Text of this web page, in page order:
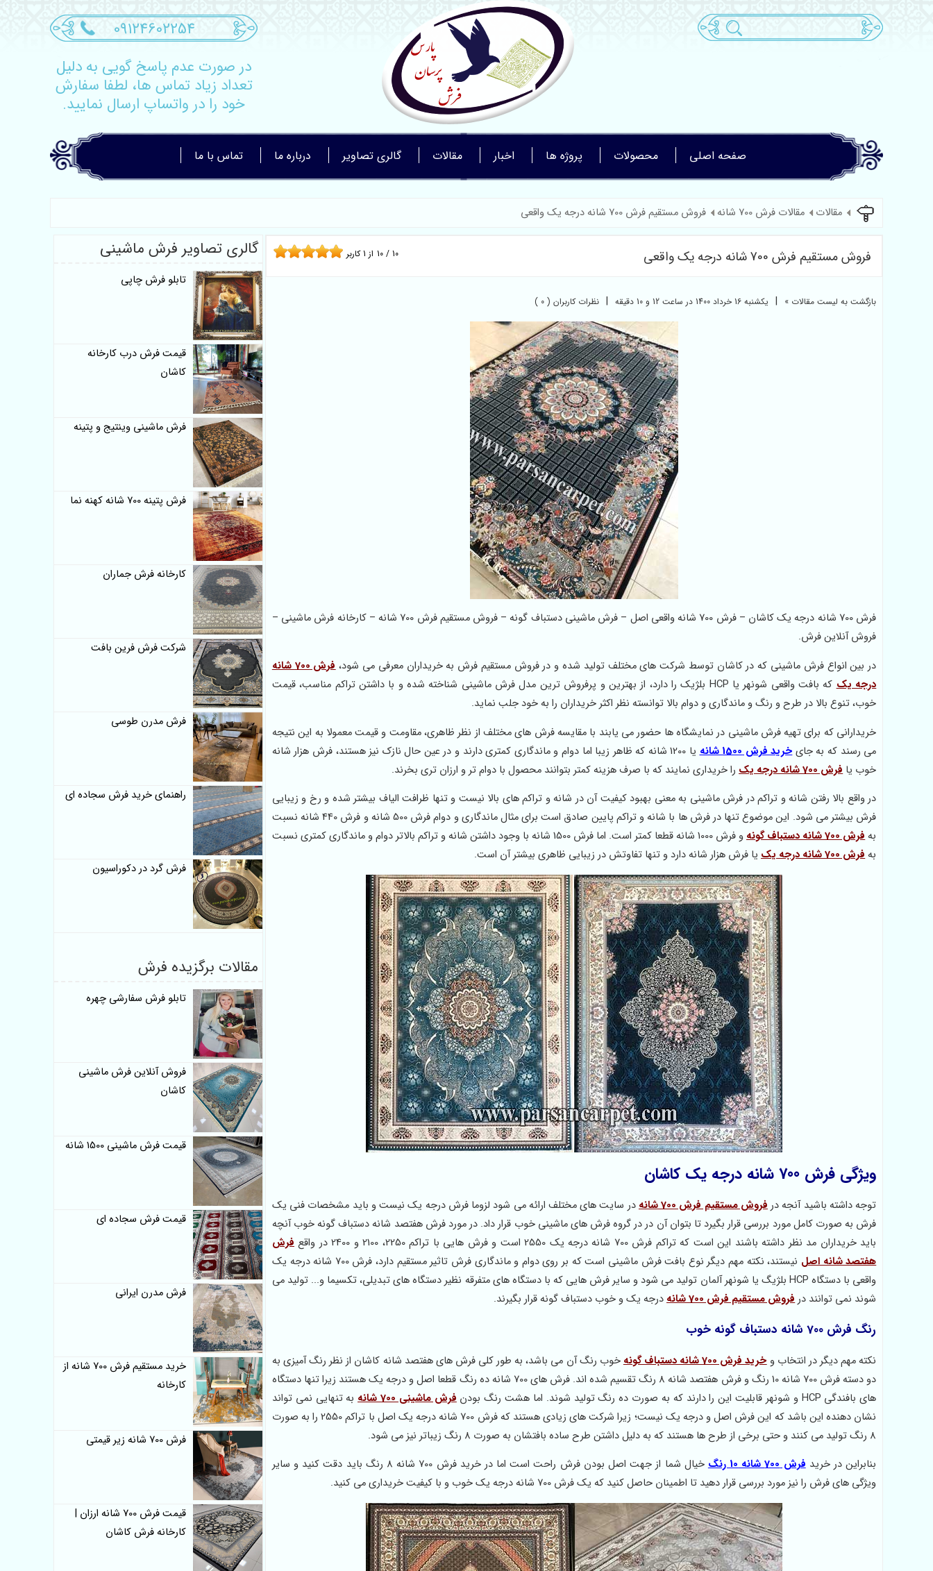
09124602254
در صورت عدم پاسخ گویی به دلیل
تعداد زیاد تماس ها، لطفا سفارش
خود را در واتساپ ارسال نمایید.
صفحه اصلی محصولات پروژه ها اخبار مقالات گالری تصاویر درباره ما تماس با ما
مقالات مقالات فرش 700 شانه فروش مستقیم فرش 700 شانه درجه یک واقعی
فروش مستقیم فرش 700 شانه درجه یک واقعی 10 / 10 از 1کاربر
بازگشت به لیست مقالات » | یکشنبه 16 خرداد 1400 در ساعت 12 و 10 دقیقه | نظرات کاربران ( 0 )
فرش 700 شانه درجه یک کاشان – فرش 700 شانه واقعی اصل – فرش ماشینی دستباف گونه – فروش مستقیم فرش 700 شانه – کارخانه فرش ماشینی –
فروش آنلاین فرش.
در بین انواع فرش ماشینی که در کاشان توسط شرکت های مختلف تولید شده و در فروش مستقیم فرش به خریداران معرفی می شود،
فرش 700 شانه
درجه یک
که بافت واقعی شونهر یا HCP بلژیک را دارد، از بهترین و پرفروش ترین مدل فرش ماشینی شناخته شده و با داشتن تراکم مناسب، قیمت
خوب، تنوع بالا در طرح و رنگ و ماندگاری و دوام بالا توانسته نظر اکثر خریداران را به خود جلب نماید.
خریدارانی که برای تهیه فرش ماشینی در نمایشگاه ها حضور می یابند با مقایسه فرش های مختلف از نظر ظاهری، مقاومت و قیمت معمولا به این نتیجه
می رسند که به جایخرید فرش 1500 شانه
یا 1200 شانه که ظاهر زیبا اما دوام و ماندگاری کمتری دارند و در عین حال نازک نیز هستند، فرش هزار شانه
خوب یافرش 700 شانه درجه یک
را خریداری نمایند که با صرف هزینه کمتر بتوانند محصول با دوام تر و ارزان تری بخرند.
در واقع بالا رفتن شانه و تراکم در فرش ماشینی به معنی بهبود کیفیت آن در شانه و تراکم های بالا نیست و تنها ظرافت الیاف بیشتر شده و رخ و زیبایی
فرش بیشتر می شود. این موضوع تنها در فرش ها با شانه و تراکم پایین صادق است برای مثال ماندگاری و دوام فرش 500 شانه و فرش 440 شانه نسبت
بهفرش 700 شانه دستباف گونه
و فرش 1000 شانه قطعا کمتر است. اما فرش 1500 شانه با وجود داشتن شانه و تراکم بالاتر دوام و ماندگاری کمتری نسبت
بهفرش 700 شانه درجه یک یا فرش هزار شانه دارد و تنها تفاوتش در زیبایی ظاهری بیشتر آن است.
ویژگی فرش 700 شانه درجه یک کاشان
توجه داشته باشید آنجه درفروش مستقیم فرش 700 شانه
در سایت های مختلف ارائه می شود لزوما فرش درجه یک نیست و باید مشخصات فنی یک
فرش به صورت کامل مورد بررسی قرار بگیرد تا بتوان آن در در گروه فرش های ماشینی خوب قرار داد. در مورد فرش هفتصد شانه دستباف گونه خوب آنچه
باید خریداران مد نظر داشته باشند این است که تراکم فرش 700 شانه درجه یک 2550 است و فرش هایی با تراکم 2250، 2100 و 2400 در واقع
فرش
هفتصد شانه اصل
نیستند، نکته مهم دیگر نوع بافت فرش ماشینی است که بر روی دوام و ماندگاری فرش تاثیر مستقیم دارد، فرش 700 شانه درجه یک
واقعی با دستگاه HCP بلژیگ یا شونهر آلمان تولید می شود و سایر فرش هایی که با دستگاه های متفرقه نظیر دستگاه های تبدیلی، تکسیما و... تولید می
شوند نمی توانند درفروش مستقیم فرش 700 شانه درجه یک و خوب دستباف گونه قرار بگیرند.
رنگ فرش 700 شانه دستباف گونه خوب
نکته مهم دیگر در انتخاب وخرید فرش 700 شانه دستباف گونه
خوب رنگ آن می باشد، به طور کلی فرش های هفتصد شانه کاشان از نظر رنگ آمیزی به
دو دسته فرش 700 شانه 10 رنگ و فرش هفتصد شانه 8 رنگ تقسیم شده اند. فرش های 700 شانه ده رنگ قطعا اصل و درجه یک هستند زیرا تنها دستگاه
های بافندگی HCP و شونهر قابلیت این را دارند که به صورت ده رنگ تولید شوند. اما هشت رنگ بودن
فرش ماشینی 700 شانه
به تنهایی نمی تواند
نشان دهنده این باشد که این فرش اصل و درجه یک نیست؛ زیرا شرکت های زیادی هستند که فرش 700 شانه درجه یک اصل با تراکم 2550 را به صورت
8 رنگ تولید می کنند و حتی برخی از طرح ها هستند که به دلیل داشتن طرح ساده بافتشان به صورت 8 رنگ زیباتر نیز می شود.
بنابراین در خریدفرش 700 شانه 10 رنگ
خیال شما از جهت اصل بودن فرش راحت است اما در خرید فرش 700 شانه 8 رنگ باید دقت کنید و سایر
ویژگی های فرش را نیز مورد بررسی قرار دهید تا اطمینان حاصل کنید که یک فرش 700 شانه درجه یک خوب و با کیفیت خریداری می کنید.
گالری تصاویر فرش ماشینی
تابلو فرش چاپی
قیمت فرش درب کارخانه
کاشان
فرش ماشینی وینتیج و پتینه
فرش پتینه 700 شانه کهنه نما
کارخانه فرش جماران
شرکت فرش فرین بافت
فرش مدرن طوسی
راهنمای خرید فرش سجاده ای
فرش گرد در دکوراسیون
مقالات برگزیده فرش
تابلو فرش سفارشی چهره
فروش آنلاین فرش ماشینی
کاشان
قیمت فرش ماشینی 1500 شانه
قیمت فرش سجاده ای
فرش مدرن ایرانی
خرید مستقیم فرش 700 شانه از
کارخانه
فرش 700 شانه زیر قیمتی
قیمت فرش 700 شانه ارزان |
کارخانه فرش کاشان